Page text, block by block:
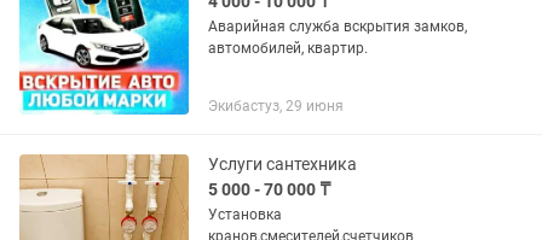
Аварийная служба вскрытия замков,
автомобилей, квартир.
Экибастуз, 29 июня
Услуги сантехника
5 000 - 70 000 ₸
Установка
кранов,смесителей,счетчиков